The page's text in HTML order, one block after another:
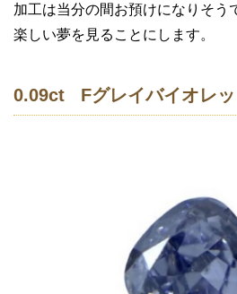
加工は当分の間お預けになりそう
楽しい夢を見ることにします。
0.09ct Fグレイバイオレッ